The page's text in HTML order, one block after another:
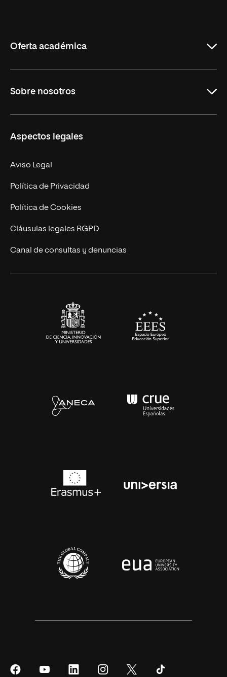
Oferta académica
Másteres Oficiales
Doctorados
Experto Universitario
Postgrados
Cursos Universitarios
Sobre nosotros
Facultades
Nuestro Equipo
Trabaja en UNIR
Actualidad
UNIR Revista
Eventos
Aspectos legales
Aviso Legal
Política de Privacidad
Política de Cookies
Cláusulas legales RGPD
Canal de consultas y denuncias
SíguenosSíguenos
SíguenosSíguenos
Síguenos